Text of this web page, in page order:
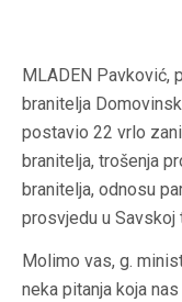
MLADEN Pavković,
branitelja
postavio 22 vrlo
branitelja, trošenja
branitelja, odnosu
prosvjedu u Savskoj
Molimo vas, g.
neka pitanja koja